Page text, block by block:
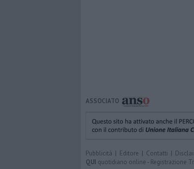
ASSOCIATO
Pubblicità | Editore | Contatti |
QUI quotidiano online - Registrazione